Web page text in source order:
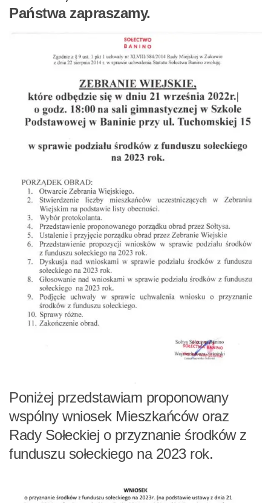
Państwa zapraszamy.
Poniżej przedstawiam proponowany
wspólny wniosek Mieszkańców oraz
Rady Sołeckiej o przyznanie środków z
funduszu sołeckiego na 2023 rok.